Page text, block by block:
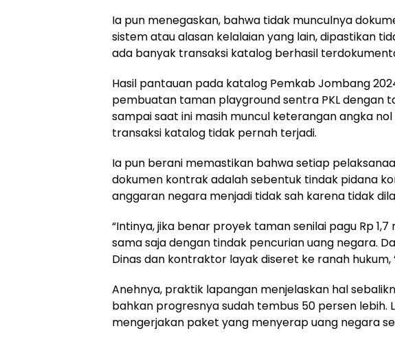
Ia pun menegaskan, bahwa tidak munculnya
sistem atau alasan kelalaian yang lain, dipastikan
ada banyak transaksi katalog berhasil
Hasil pantauan pada katalog Pemkab Jombang
pembuatan taman playground sentra PKL dengan
sampai saat ini masih muncul keterangan angka
transaksi katalog tidak pernah terjadi.
Ia pun berani memastikan bahwa setiap
dokumen kontrak adalah sebentuk tindak pidana
anggaran negara menjadi tidak sah karena tidak
“Intinya, jika benar proyek taman senilai pagu Rp
sama saja dengan tindak pencurian uang negara.
Dinas dan kontraktor layak diseret ke ranah hukum,
Anehnya, praktik lapangan menjelaskan hal
bahkan progresnya sudah tembus 50 persen
mengerjakan paket yang menyerap uang negara